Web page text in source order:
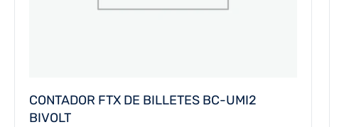
CONTADOR FTX DE BILLETES BC-UMI2
BIVOLT